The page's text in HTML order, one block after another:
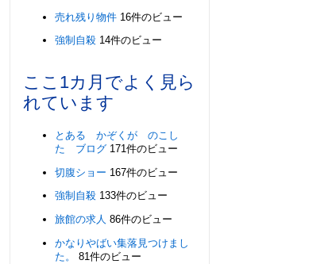
売れ残り物件 16件のビュー
強制自殺 14件のビュー
ここ1カ月でよく見ら
れています
とある かぞくが のこし
た ブログ 171件のビュー
切腹ショー 167件のビュー
強制自殺 133件のビュー
旅館の求人 86件のビュー
かなりやばい集落見つけまし
た。
81件のビュー